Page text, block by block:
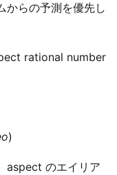
からの予測を優先し
rational number
)
aspect のエイリア